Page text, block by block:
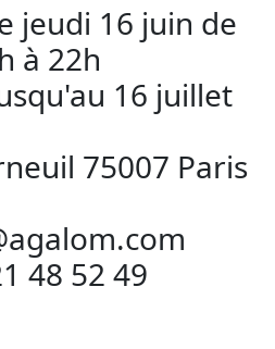
jeudi 16 juin de
à 22h
16 juillet
75007 Paris
48 52 49